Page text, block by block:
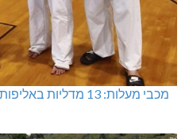
מכבי מעלות: 13 מדליות באליפות ישראל